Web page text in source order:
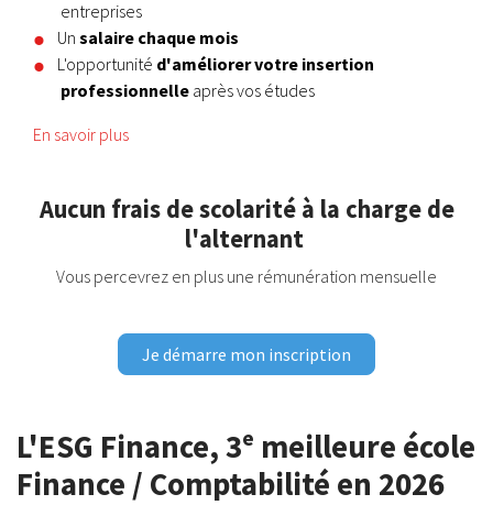
entreprises
Un salaire chaque mois
L'opportunité d'améliorer votre insertion
professionnelle après vos études
En savoir plus
Aucun frais de scolarité à la charge de
l'alternant
Vous percevrez en plus une rémunération mensuelle
Je démarre mon inscription
L'ESG Finance, 3ᵉ meilleure école
Finance / Comptabilité en 2026